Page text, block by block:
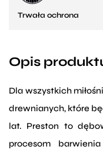
Trwała ochrona
Opis
Dla wszystkich
drewnianych, które
lat. Preston to
procesom